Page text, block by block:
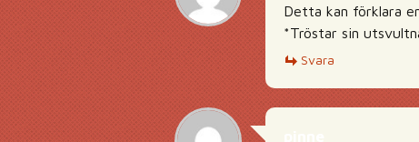
Detta kan förklara
*Tröstar sin
Svara